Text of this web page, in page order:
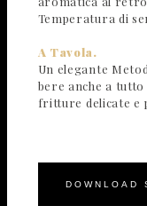
Temperatura di
A Tavola.
Un elegante
bere anche a
fritture delicate e
DOWNLOAD